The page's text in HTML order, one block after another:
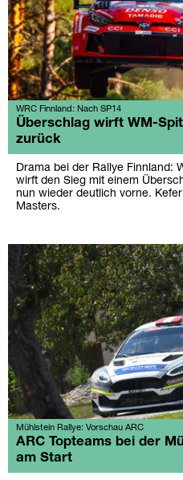
WRC Finnland: Nach SP14
Überschlag wirft WM-
zurück
Drama bei der Rallye Finnland:
wirft den Sieg mit einem
nun wieder deutlich vorne.
Masters.
Mühlstein Rallye: Vorschau ARC
ARC Topteams bei der
am Start